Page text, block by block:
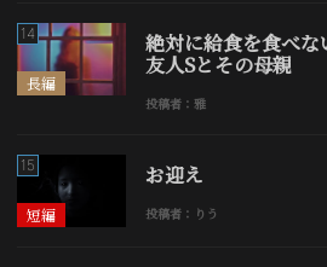
長編
14 絶対に給食を食べな
友人Sとその母親
投稿者：雅
短編
15 お迎え
投稿者：りう